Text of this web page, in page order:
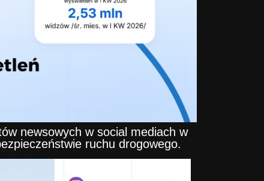
newsowych w social mediach w
ruchu drogowego.